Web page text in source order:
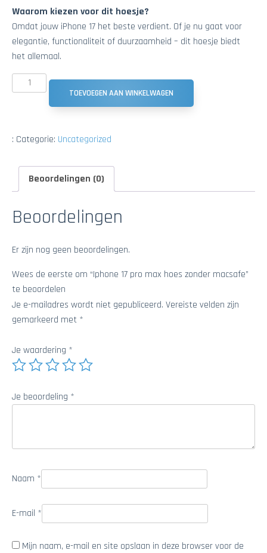
Waarom kiezen voor dit hoesje?
Omdat jouw iPhone 17 het beste verdient. Of je nu gaat voor
elegantie, functionaliteit of duurzaamheid – dit hoesje biedt
het allemaal.
TOEVOEGEN AAN WINKELWAGEN
: Categorie: Uncategorized
Beoordelingen (0)
Beoordelingen
Er zijn nog geen beoordelingen.
Wees de eerste om “Iphone 17 pro max hoes zonder macsafe”
te beoordelen
Je e-mailadres wordt niet gepubliceerd. Vereiste velden zijn
gemarkeerd met *
Je waardering *
Je beoordeling *
Naam *
E-mail *
Mijn naam, e-mail en site opslaan in deze browser voor de